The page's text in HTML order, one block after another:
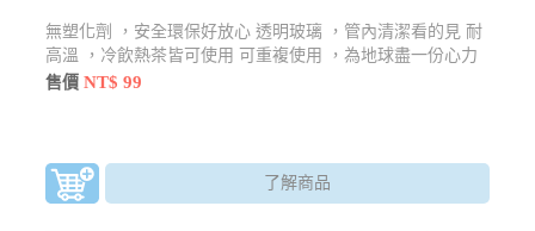
無塑化劑 ，安全環保好放心 透明玻璃 ，管內清潔看的見 耐
高溫 ，冷飲熱茶皆可使用 可重複使用 ，為地球盡一份心力
售價NT$ 99
了解商品